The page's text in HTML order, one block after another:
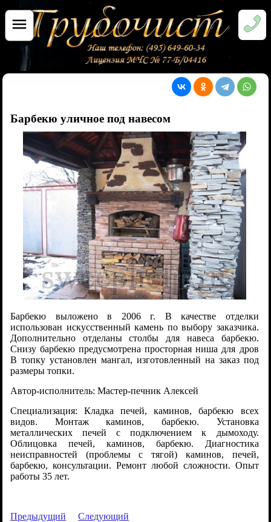
Барбекю уличное под навесом
Барбекю выложено в 2006 г. В качестве отделки
использован искусственный камень по выбору заказчика.
Дополнительно отделаны столбы для навеса барбекю.
Снизу барбекю предусмотрена просторная ниша для дров
В топку установлен мангал, изготовленный на заказ под
размеры топки.
Автор-исполнитель: Мастер-печник Алексей
Специализация: Кладка печей, каминов, барбекю всех
видов. Монтаж каминов, барбекю. Установка
металлических печей с подключением к дымоходу.
Облицовка печей, каминов, барбекю. Диагностика
неисправностей (проблемы с тягой) каминов, печей,
барбекю, консультации. Ремонт любой сложности. Опыт
работы 35 лет.
Предыдущий Следующий